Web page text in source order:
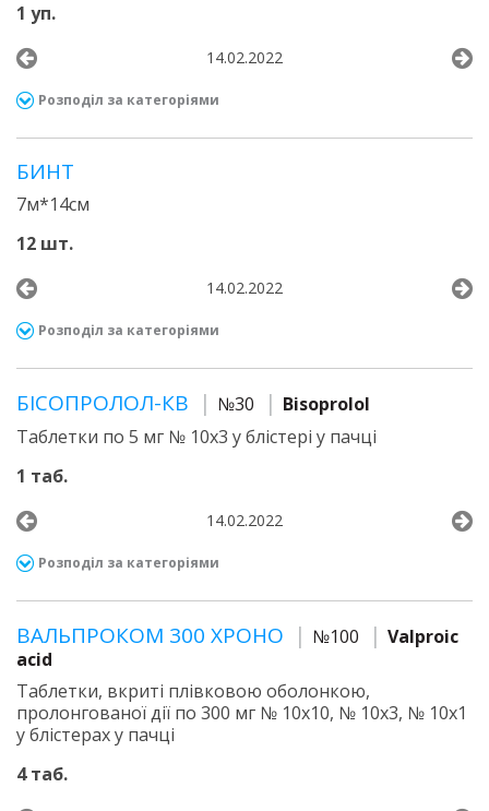
1 уп.
14.02.2022
Розподіл за категоріями
БИНТ
7м*14см
12 шт.
14.02.2022
Розподіл за категоріями
БІСОПРОЛОЛ-КВ №30
Bisoprolol
Таблетки по 5 мг № 10х3 у блістері у пачці
1 таб.
14.02.2022
Розподіл за категоріями
ВАЛЬПРОКОМ 300 ХРОНО №100
Valproic
acid
Таблетки, вкриті плівковою оболонкою,
пролонгованої дії по 300 мг № 10х10, № 10х3, № 10х1
у блістерах у пачці
4 таб.